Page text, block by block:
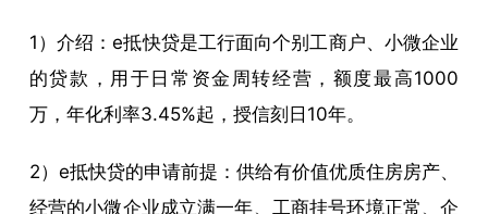
1）介绍：e抵快贷是工行面向个别工商户、小微企业
的贷款，用于日常资金周转经营，额度最高1000
万，年化利率3.45%起，授信刻日10年。
2）e抵快贷的申请前提：供给有价值优质住房房产、
经营的小微企业成立满一年、工商挂号环境正常、企